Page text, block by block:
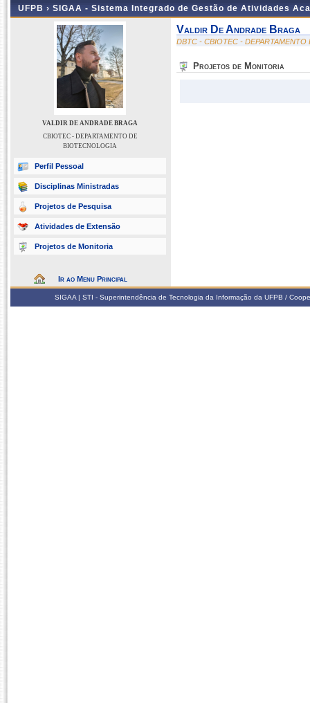
UFPB › SIGAA - Sistema Integrado de Gestão de Atividades
VALDIR DE ANDRADE BRAGA
CBIOTEC - DEPARTAMENTO DE
BIOTECNOLOGIA
Perfil Pessoal
Disciplinas Ministradas
Projetos de Pesquisa
Atividades de Extensão
Projetos de Monitoria
Ir ao Menu Principal
Valdir De Andrade Braga
DBTC - CBIOTEC -
Projetos de Monitoria
SIGAA | STI - Superintendência de Tecnologia da Informação da UFPB /